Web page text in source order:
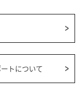
トについて